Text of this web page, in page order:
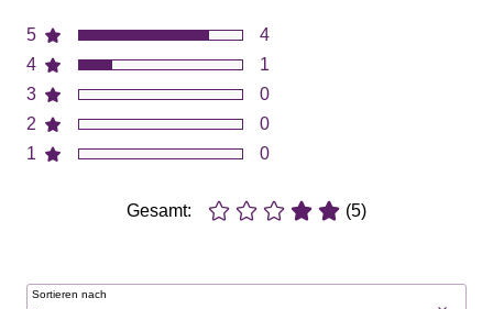
5
4
3
2
1
4
1
0
0
0
Gesamt: (5)
Sortieren nach